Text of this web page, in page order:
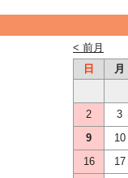
< 前月
日
月
2
3
9
10
16
17